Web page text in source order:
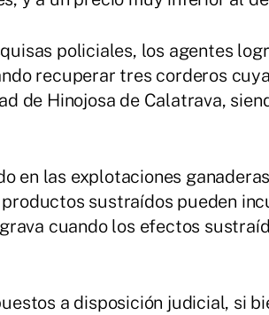
policiales, los agentes
recuperar tres corderos
de Hinojosa de Calatrava,
en las explotaciones
sustraídos pueden
cuando los efectos
a disposición judicial, si